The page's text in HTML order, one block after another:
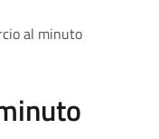
al minuto